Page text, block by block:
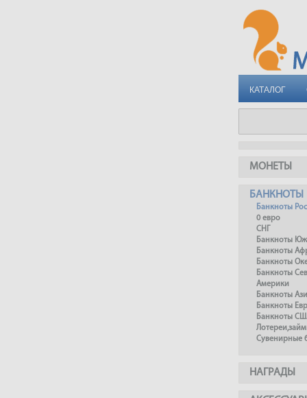
КАТАЛОГ
МОНЕТЫ
БАНКНОТЫ
Банкноты
0 евро
СНГ
Банкноты
Банкноты
Банкноты
Банкноты
Америки
Банкноты
Банкноты
Банкноты
Сувенирные
НАГРАДЫ